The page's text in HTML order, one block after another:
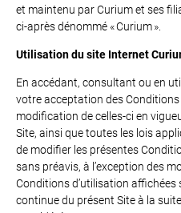
et maintenu par Curium et ses
ci-après dénommé « Curium ».
Utilisation du site Internet
En accédant, consultant ou en
votre acceptation des
modification de celles-ci en
Site, ainsi que toutes les lois
de modifier les présentes
sans préavis, à l’exception des
Conditions d’utilisation affichées
continue du présent Site à la